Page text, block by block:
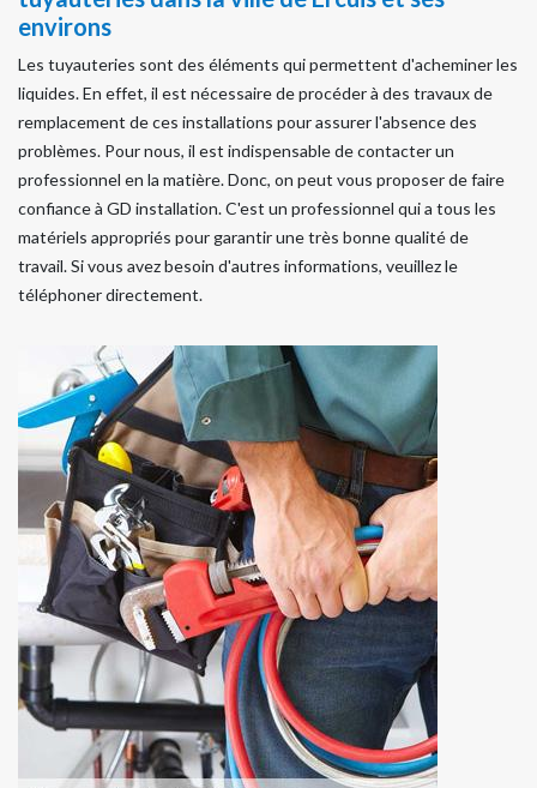
environs
Les tuyauteries sont des éléments qui permettent d'acheminer les
liquides. En effet, il est nécessaire de procéder à des travaux de
remplacement de ces installations pour assurer l'absence des
problèmes. Pour nous, il est indispensable de contacter un
professionnel en la matière. Donc, on peut vous proposer de faire
confiance à GD installation. C'est un professionnel qui a tous les
matériels appropriés pour garantir une très bonne qualité de
travail. Si vous avez besoin d'autres informations, veuillez le
téléphoner directement.